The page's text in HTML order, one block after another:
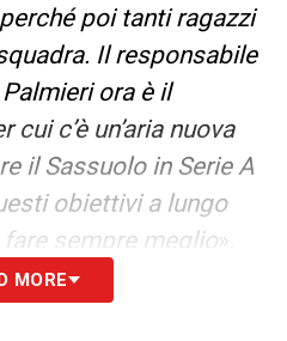
poi tanti ragazzi
Il responsabile
ora è il
c’è un’aria nuova
il Sassuolo in Serie A
obiettivi a lungo
sempre meglio».
SERIE A E B
MORE